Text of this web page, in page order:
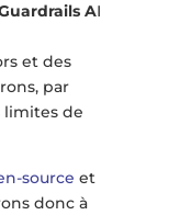
AI
et des
par
limites de
source et
donc à